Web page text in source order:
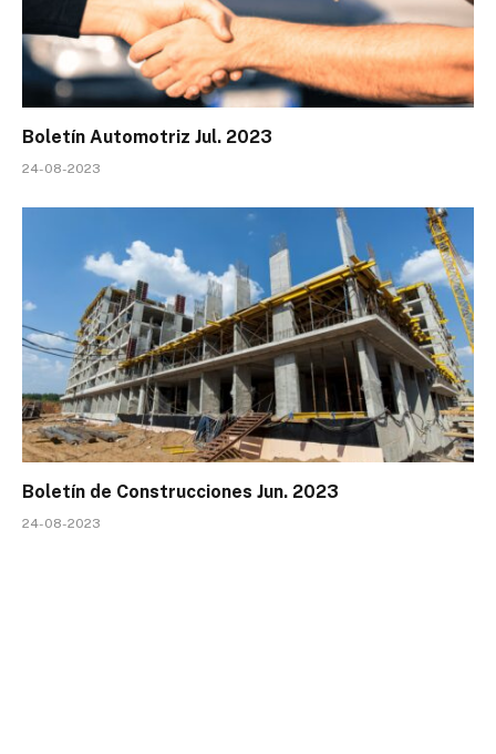
Boletín Automotriz Jul. 2023
24-08-2023
Boletín de Construcciones Jun. 2023
24-08-2023